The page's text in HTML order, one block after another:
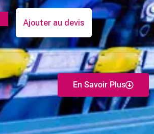
Ajouter au devis
En Savoir Plus